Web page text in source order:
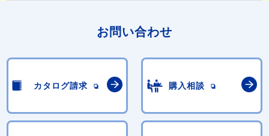
お問い合わせ
カタログ請求 購入相談